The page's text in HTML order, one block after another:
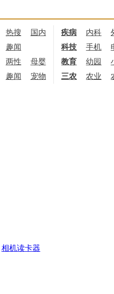
热搜 国内 国际
疾病 内科
趣闻 科技 手机
两性 母婴 职场
教育 幼园
趣闻 宠物 三农 农业
相机读卡器